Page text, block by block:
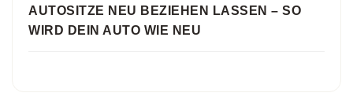
AUTOSITZE NEU BEZIEHEN LASSEN – SO
WIRD DEIN AUTO WIE NEU